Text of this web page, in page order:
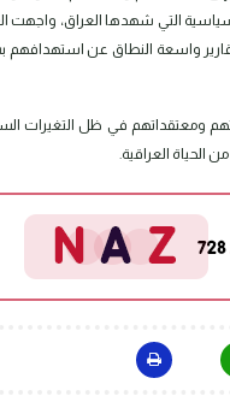
خلال تلك الفترة. بعد عام 2003، ومع التغيرات السياسية
واسعة النطاق عن
ومعتقداتهم في ظل التغيرات
الحياة العراقية.